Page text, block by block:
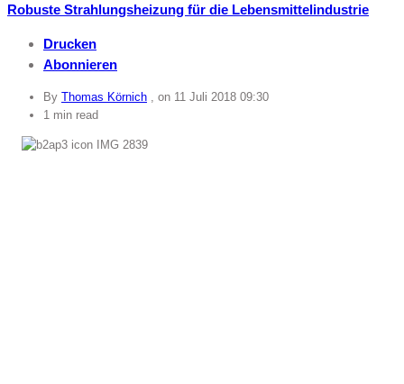
Robuste Strahlungsheizung für die Lebensmittelindustrie
Drucken
Abonnieren
By Thomas Körnich , on 11 Juli 2018 09:30
1 min read